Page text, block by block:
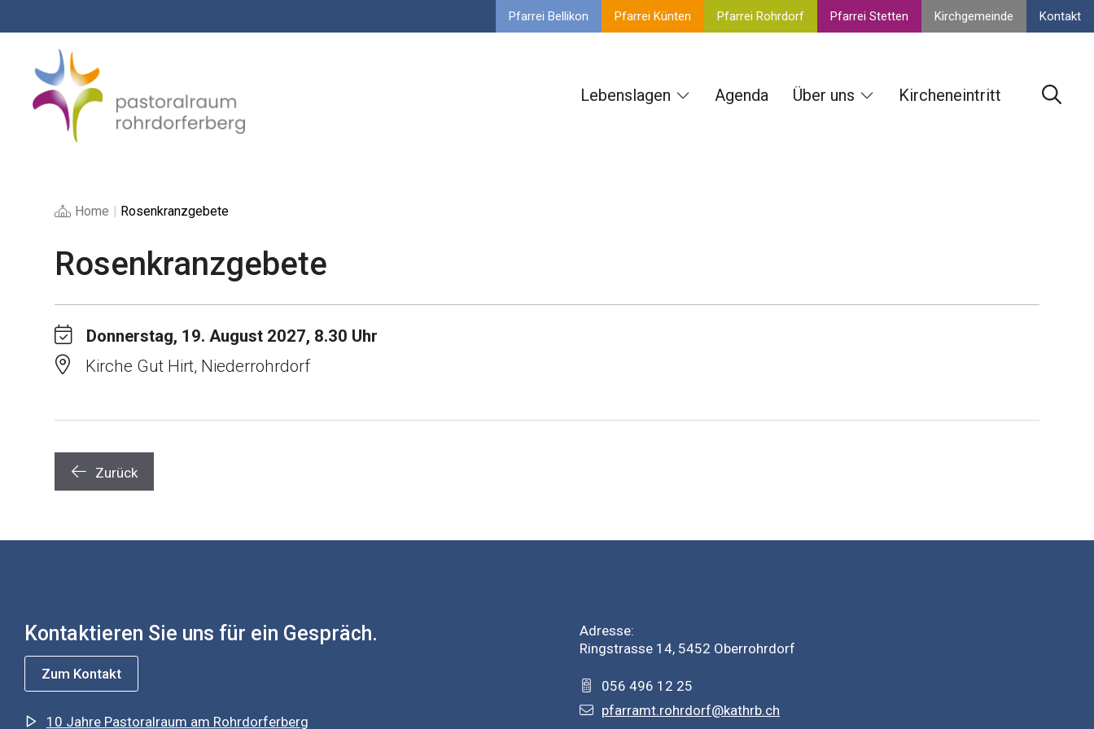
Pfarrei Bellikon Pfarrei Künten Pfarrei Rohrdorf Pfarrei Stetten Kirchgemeinde Kontakt
Lebenslagen Agenda Über uns Kircheneintritt
Home | Rosenkranzgebete
Rosenkranzgebete
Donnerstag, 19. August 2027, 8.30 Uhr
Kirche Gut Hirt, Niederrohrdorf
Zurück
Kontaktieren Sie uns für ein Gespräch.
Zum Kontakt
10 Jahre Pastoralraum am Rohrdorferberg
Adresse:
Ringstrasse 14, 5452 Oberrohrdorf
056 496 12 25
pfarramt.rohrdorf@kathrb.ch